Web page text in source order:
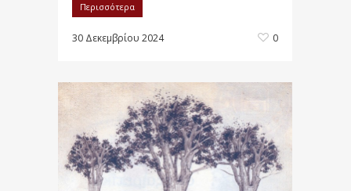
Περισσότερα
30 Δεκεμβρίου 2024 0